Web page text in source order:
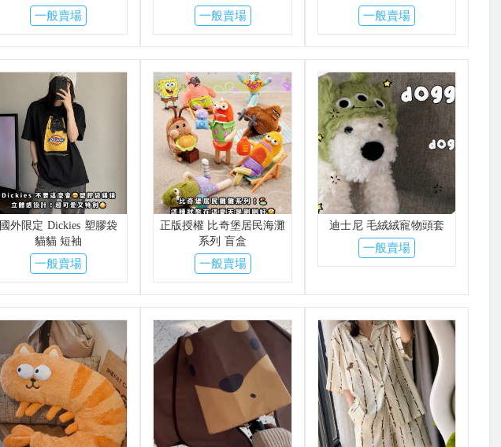
一般賣場 一般賣場 一般賣場
國外限定 Dickies 塑膠袋
貓貓 短袖
一般賣場
正版授權 比奇堡居民海灘
系列 盲盒
一般賣場
迪士尼 毛絨絨寵物頭套
一般賣場